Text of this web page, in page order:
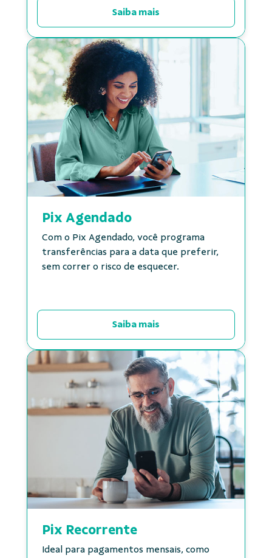
Saiba mais
Pix Agendado
Com o Pix Agendado, você programa
transferências para a data que preferir,
sem correr o risco de esquecer.
Saiba mais
Pix Recorrente
Ideal para pagamentos mensais, como